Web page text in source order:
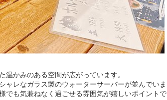
温かみのある空間が広がっています。
ャレなガラス製のウォーターサーバーが並んでいま
でも気兼ねなく過ごせる雰囲気が嬉しいポイントで